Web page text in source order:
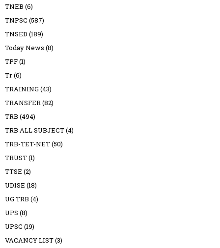
TNEB (6)
TNPSC (587)
TNSED (189)
Today News (8)
TPF(1)
Tr(6)
TRAINING (43)
TRANSFER(82)
TRB (494)
TRB ALL SUBJECT(4)
TRB-TET-NET(50)
TRUST(1)
TTSE (2)
UDISE (18)
UG TRB (4)
UPS (8)
UPSC (19)
VACANCY LIST(3)